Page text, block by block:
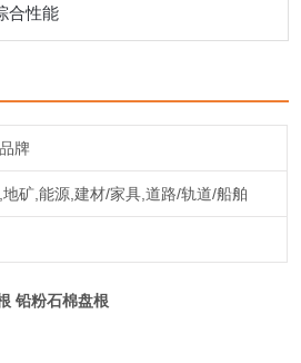
合性能
牌
矿,能源,建材/家具,道路/轨道/船舶
铅粉石棉盘根